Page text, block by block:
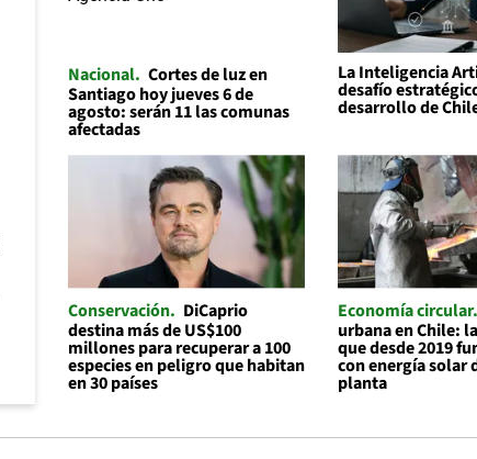
Nacional Cortes de luz en
Santiago hoy jueves 6 de
agosto: serán 11 las comunas
afectadas
La Inteligencia
desafío
desarrollo de
Conservación
DiCaprio
destina más de US$100
millones para recuperar a 100
especies en peligro que habitan
en 30 países
Economía circular
urbana en Chile:
que desde 2019
con energía solar
planta